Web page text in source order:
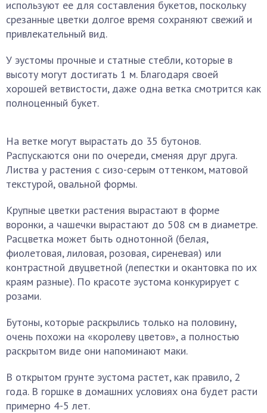
используют ее для составления букетов, поскольку
срезанные цветки долгое время сохраняют свежий и
привлекательный вид.
У эустомы прочные и статные стебли, которые в
высоту могут достигать 1 м. Благодаря своей
хорошей ветвистости, даже одна ветка смотрится как
полноценный букет.
На ветке могут вырастать до 35 бутонов.
Распускаются они по очереди, сменяя друг друга.
Листва у растения с сизо-серым оттенком, матовой
текстурой, овальной формы.
Крупные цветки растения вырастают в форме
воронки, а чашечки вырастают до 508 см в диаметре.
Расцветка может быть однотонной (белая,
фиолетовая, лиловая, розовая, сиреневая) или
контрастной двуцветной (лепестки и окантовка по их
краям разные). По красоте эустома конкурирует с
розами.
Бутоны, которые раскрылись только на половину,
очень похожи на «королеву цветов», а полностью
раскрытом виде они напоминают маки.
В открытом грунте эустома растет, как правило, 2
года. В горшке в домашних условиях она будет расти
примерно 4-5 лет.